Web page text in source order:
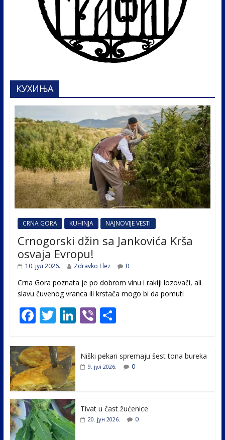
КУХИЊА
CRNA GORA KUHINJA NAJNOVIJE VESTI
Crnogorski džin sa Jankovića Krša
osvaja Evropu!
10. јул 2026. Zdravko Elez 0
Crna Gora poznata je po dobrom vinu i rakiji lozovači, ali
slavu čuvenog vranca ili krstača mogo bi da pomuti
F
e
b
o
o
k
T
itt
er
Li
e
Vi
er
S
e
Niški pekari spremaju šest tona bureka
9. јул 2026. 0
Tivat u čast žućenice
20. јун 2026. 0